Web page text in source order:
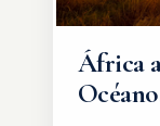
África